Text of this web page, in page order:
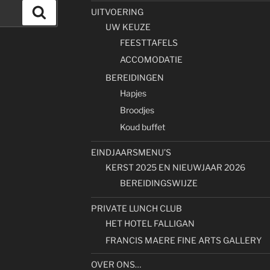
UITVOERING
UW KEUZE
FEESTTAFELS
ACCOMODATIE
BEREIDINGEN
Hapjes
Broodjes
Koud buffet
EINDJAARSMENU’S
KERST 2025 EN NIEUWJAAR 2026
BEREIDINGSWIJZE
PRIVATE LUNCH CLUB
HET HOTEL FALLIGAN
FRANCIS MAERE FINE ARTS GALLERY
OVER ONS…